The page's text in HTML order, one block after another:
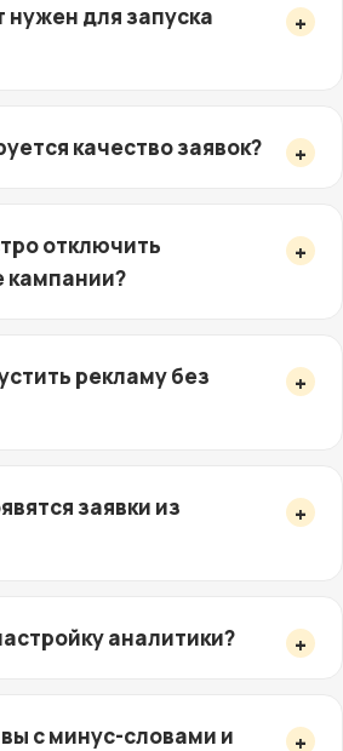
для запуска
качество заявок?
отключить
рекламу без
заявки из
аналитики?
с минус-словами и